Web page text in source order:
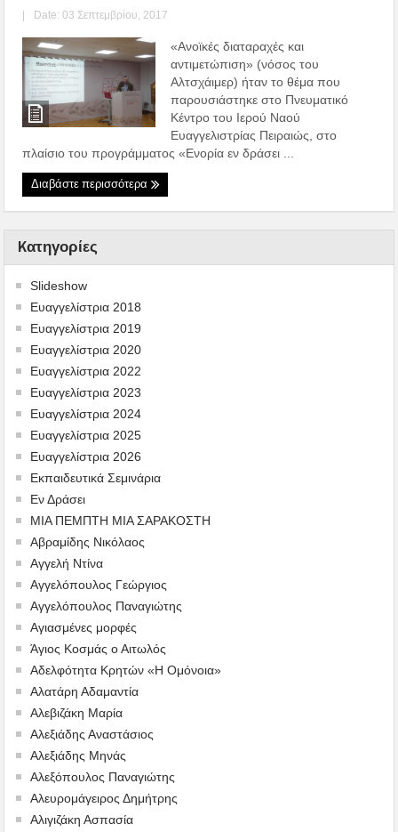
| Date: 03 Σεπτεμβρίου, 2017
«Ανοϊκές διαταραχές και
αντιμετώπιση» (νόσος του
Αλτσχάιμερ) ήταν το θέμα που
παρουσιάστηκε στο Πνευματικό
Κέντρο του Ιερού Ναού
Ευαγγελιστρίας Πειραιώς, στο
πλαίσιο του προγράμματος «Ενορία εν δράσει ...
Διαβάστε περισσότερα
Kατηγορίες
Slideshow
Ευαγγελίστρια 2018
Ευαγγελίστρια 2019
Ευαγγελίστρια 2020
Ευαγγελίστρια 2022
Ευαγγελίστρια 2023
Ευαγγελίστρια 2024
Ευαγγελίστρια 2025
Ευαγγελίστρια 2026
Εκπαιδευτικά Σεμινάρια
Εν Δράσει
ΜΙΑ ΠΕΜΠΤΗ ΜΙΑ ΣΑΡΑΚΟΣΤΗ
Αβραμίδης Νικόλαος
Αγγελή Ντίνα
Αγγελόπουλος Γεώργιος
Αγγελόπουλος Παναγιώτης
Αγιασμένες μορφές
Άγιος Κοσμάς ο Αιτωλός
Αδελφότητα Κρητών «Η Ομόνοια»
Αλατάρη Αδαμαντία
Αλεβιζάκη Μαρία
Αλεξιάδης Αναστάσιος
Αλεξιάδης Μηνάς
Αλεξόπουλος Παναγιώτης
Αλευρομάγειρος Δημήτρης
Αλιγιζάκη Ασπασία